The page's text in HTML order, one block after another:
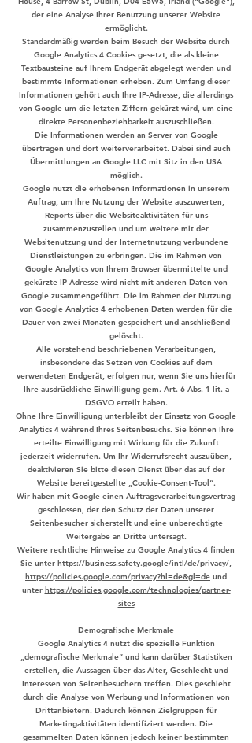
der eine Analyse Ihrer Benutzung unserer Website
ermöglicht.
Standardmäßig werden beim Besuch der Website durch
Google Analytics 4 Cookies gesetzt, die als kleine
Textbausteine auf Ihrem Endgerät abgelegt werden und
bestimmte Informationen erheben. Zum Umfang dieser
Informationen gehört auch Ihre IP-Adresse, die allerdings
von Google um die letzten Ziffern gekürzt wird, um eine
direkte Personenbeziehbarkeit auszuschließen.
Die Informationen werden an Server von Google
übertragen und dort weiterverarbeitet. Dabei sind auch
Übermittlungen an Google LLC mit Sitz in den USA
möglich.
Google nutzt die erhobenen Informationen in unserem
Auftrag, um Ihre Nutzung der Website auszuwerten,
Reports über die Websiteaktivitäten für uns
zusammenzustellen und um weitere mit der
Websitenutzung und der Internetnutzung verbundene
Dienstleistungen zu erbringen. Die im Rahmen von
Google Analytics von Ihrem Browser übermittelte und
gekürzte IP-Adresse wird nicht mit anderen Daten von
Google zusammengeführt. Die im Rahmen der Nutzung
von Google Analytics 4 erhobenen Daten werden für die
Dauer von zwei Monaten gespeichert und anschließend
gelöscht.
Alle vorstehend beschriebenen Verarbeitungen,
insbesondere das Setzen von Cookies auf dem
verwendeten Endgerät, erfolgen nur, wenn Sie uns hierfür
Ihre ausdrückliche Einwilligung gem. Art. 6 Abs. 1 lit. a
DSGVO erteilt haben.
Ohne Ihre Einwilligung unterbleibt der Einsatz von Google
Analytics 4 während Ihres Seitenbesuchs. Sie können Ihre
erteilte Einwilligung mit Wirkung für die Zukunft
jederzeit widerrufen. Um Ihr Widerrufsrecht auszuüben,
deaktivieren Sie bitte diesen Dienst über das auf der
Website bereitgestellte „Cookie-Consent-Tool“.
Wir haben mit Google einen Auftragsverarbeitungsvertrag
geschlossen, der den Schutz der Daten unserer
Seitenbesucher sicherstellt und eine unberechtigte
Weitergabe an Dritte untersagt.
Weitere rechtliche Hinweise zu Google Analytics 4 finden
Sie unter https://business.safety.google/intl/de/privacy/,
https://policies.google.com/privacy?hl=de&gl=de und
unter https://policies.google.com/technologies/partner-
sites
Demografische Merkmale
Google Analytics 4 nutzt die spezielle Funktion
„demografische Merkmale“ und kann darüber Statistiken
erstellen, die Aussagen über das Alter, Geschlecht und
Interessen von Seitenbesuchern treffen. Dies geschieht
durch die Analyse von Werbung und Informationen von
Drittanbietern. Dadurch können Zielgruppen für
Marketingaktivitäten identifiziert werden. Die
gesammelten Daten können jedoch keiner bestimmten